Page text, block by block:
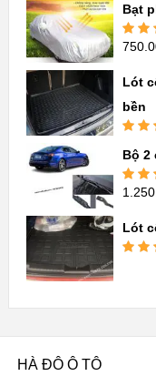
Bạt
Được
Lót
bền
hạng
sao
Bộ 2
Được
Lót
HÀ ĐÔ Ô TÔ